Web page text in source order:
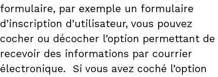
formulaire, par exemple un formulaire
d’inscription d’utilisateur, vous pouvez
cocher ou décocher l’option permettant de
recevoir des informations par courrier
électronique. Si vous avez coché l’option